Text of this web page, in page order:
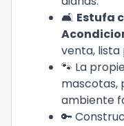
🛋️ Estufa
venta, lista
🐾 La
mascotas,
ambiente
🔑